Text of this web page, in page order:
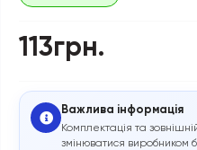
113грн.
Важлива інформація
Комплектація та
змінюватися